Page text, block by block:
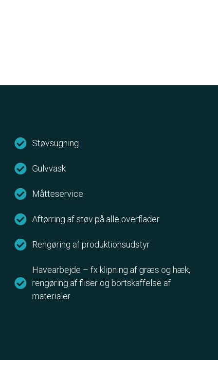
Støvsugning
Gulvvask
Måtteservice
Aftørring af støv på alle overflader
Rengøring af produktionsudstyr
Havearbejde – fx klipning af græs og hæk,
rengøring af fliser og bortskaffelse af
materialer